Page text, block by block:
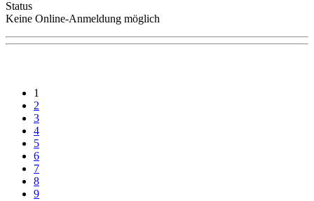
Status
Keine Online-Anmeldung möglich
1
2
3
4
5
6
7
8
9